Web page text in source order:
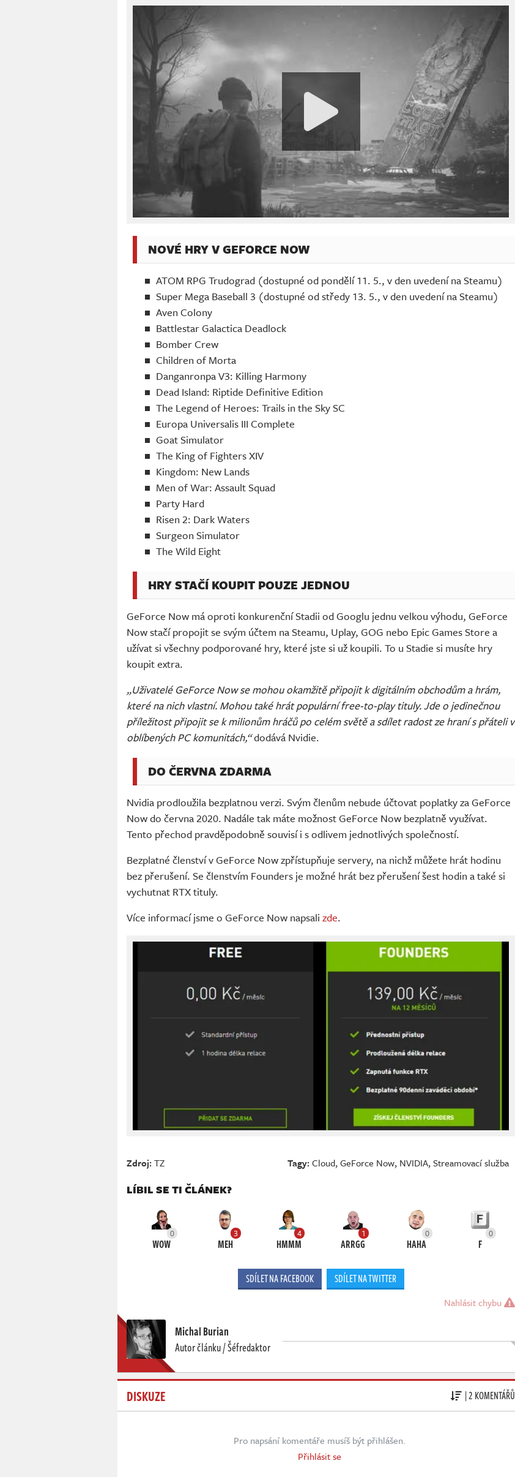
NOVÉ HRY V GEFORCE NOW
ATOM RPG Trudograd (dostupné od pondělí 11. 5., v den uvedení na Steamu)
Super Mega Baseball 3 (dostupné od středy 13. 5., v den uvedení na Steamu)
Aven Colony
Battlestar Galactica Deadlock
Bomber Crew
Children of Morta
Danganronpa V3: Killing Harmony
Dead Island: Riptide Definitive Edition
The Legend of Heroes: Trails in the Sky SC
Europa Universalis III Complete
Goat Simulator
The King of Fighters XIV
Kingdom: New Lands
Men of War: Assault Squad
Party Hard
Risen 2: Dark Waters
Surgeon Simulator
The Wild Eight
HRY STAČÍ KOUPIT POUZE JEDNOU
GeForce Now má oproti konkurenční Stadii od Googlu jednu velkou výhodu, GeForce
Now stačí propojit se svým účtem na Steamu, Uplay, GOG nebo Epic Games Store a
užívat si všechny podporované hry, které jste si už koupili. To u Stadie si musíte hry
koupit extra.
„Uživatelé GeForce Now se mohou okamžitě připojit k digitálním obchodům a hrám,
které na nich vlastní. Mohou také hrát populární free-to-play tituly. Jde o jedinečnou
příležitost připojit se k milionům hráčů po celém světě a sdílet radost ze hraní s přáteli v
oblíbených PC komunitách,“dodává Nvidie.
DO ČERVNA ZDARMA
Nvidia prodloužila bezplatnou verzi. Svým členům nebude účtovat poplatky za GeForce
Now do června 2020. Nadále tak máte možnost GeForce Now bezplatně využívat.
Tento přechod pravděpodobně souvisí i s odlivem jednotlivých společností.
Bezplatné členství v GeForce Now zpřístupňuje servery, na nichž můžete hrát hodinu
bez přerušení. Se členstvím Founders je možné hrát bez přerušení šest hodin a také si
vychutnat RTX tituly.
Více informací jsme o GeForce Now napsali zde.
Zdroj:TZ Tagy:Cloud,GeForce Now, NVIDIA,Streamovací služba
LÍBIL SE TI ČLÁNEK?
0
WOW
3
MEH
4
HMMM
1
ARRGG
0
HAHA
0
F
SDÍLET NA FACEBOOK SDÍLET NA TWITTER
Nahlásit chybu
Michal Burian
Autor článku / Šéfredaktor
DISKUZE | 2 KOMENTÁŘŮ
Pro napsání komentáře musíš být přihlášen.
Přihlásit se